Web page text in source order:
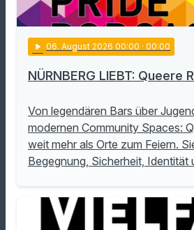
play_arrow 06. August 2026 00:00 · 00:00
NÜRNBERG LIEBT: Queere
Von legendären Bars über
modernen Community Spaces:
weit mehr als Orte zum Feiern.
Begegnung, Sicherheit, Identität